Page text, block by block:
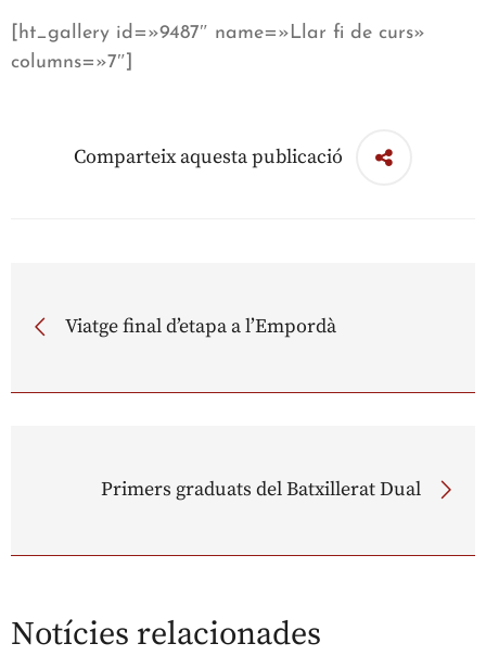
[ht_gallery id=»9487″ name=»Llar fi de curs»
columns=»7″]
Comparteix aquesta publicació
Viatge final d’etapa a l’Empordà
Primers graduats del Batxillerat Dual
Notícies relacionades